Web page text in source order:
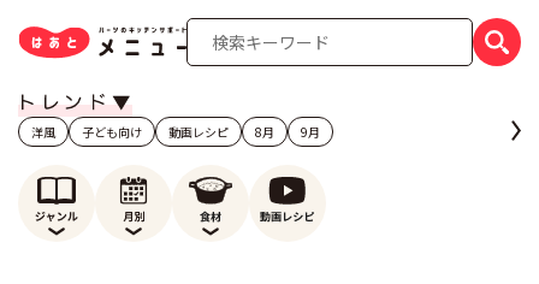
洋風 子ども向け 動画レシピ 8月 9月